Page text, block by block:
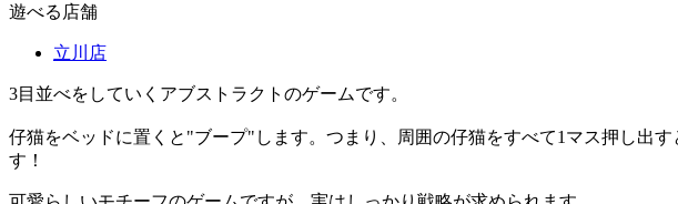
遊べる店舗
立川店
3目並べをしていくアブストラクトのゲームです。
仔猫をベッドに置くと"ブープ"します。つまり、周囲の仔猫をすべて1マス押し出
す！